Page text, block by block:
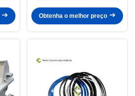
condutor da frente)
Obtenha o melhor preço